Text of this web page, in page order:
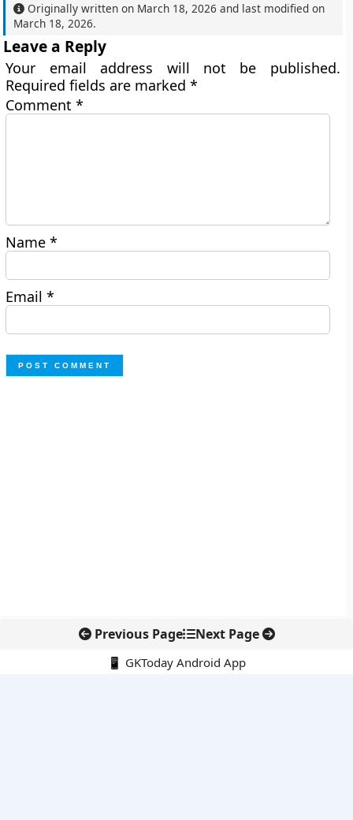
Originally written on March 18, 2026 and last modified on
March 18, 2026.
Leave a Reply
Your email address will not be published.
Required fields are marked*
Comment*
Name*
Email*
Previous Page Next Page
📱 GKToday Android App